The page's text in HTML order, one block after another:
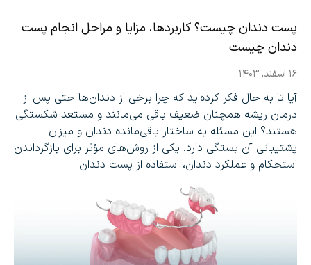
پست دندان چیست؟ کاربردها، مزایا و مراحل انجام پست
دندان چیست
۱۶ اسفند, ۱۴۰۳
آیا تا به حال فکر کرده‌اید که چرا برخی از دندان‌ها حتی پس از
درمان ریشه همچنان ضعیف باقی می‌مانند و مستعد شکستگی
هستند؟ این مسئله به ساختار باقی‌مانده دندان و میزان
پشتیبانی آن بستگی دارد. یکی از روش‌های مؤثر برای بازگرداندن
استحکام و عملکرد دندان، استفاده از پست دندان